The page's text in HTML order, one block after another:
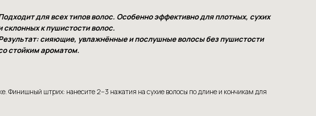
для всех типов волос. Особенно эффективно для плотных, сухих
склонных к пушистости волос.
сияющие, увлажнённые и послушные волосы без пушистости
стойким ароматом.
Финишный штрих: нанесите 2–3 нажатия на сухие волосы по длине и кончикам для